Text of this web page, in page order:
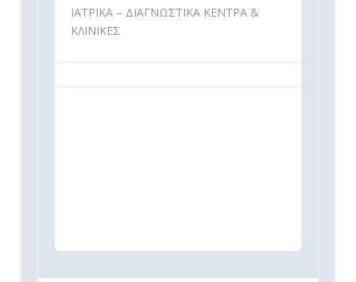
ΙΑΤΡΙΚΑ – ΔΙΑΓΝΩΣΤΙΚΑ ΚΕΝΤΡΑ &
ΚΛΙΝΙΚΕΣ